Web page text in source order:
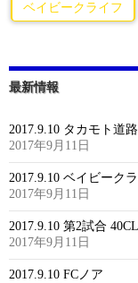
ベイビークライフ
最新情報
2017.9.10 タカモト道
2017年9月11日
2017.9.10 ベイビーク
2017年9月11日
2017.9.10 第2試合
2017年9月11日
2017.9.10 FCノア